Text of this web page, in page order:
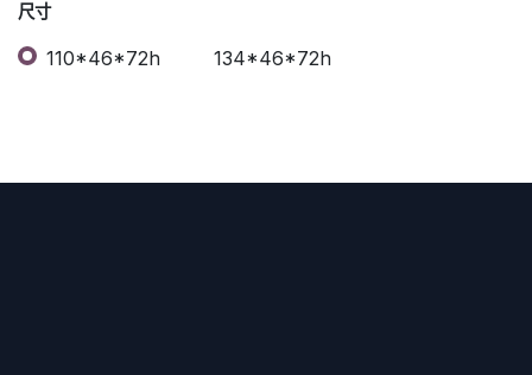
尺寸
110*46*72h 134*46*72h